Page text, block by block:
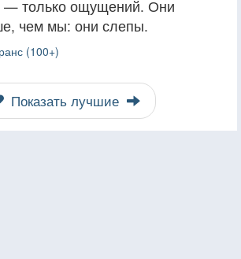
только ощущений. Они
чем мы: они слепы.
(100+)
Показать лучшие